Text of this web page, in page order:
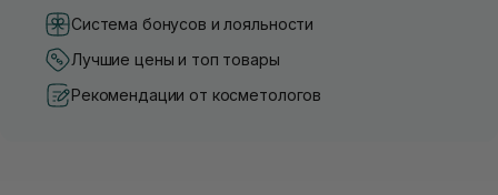
Система бонусов и лояльности
Лучшие цены и топ товары
Рекомендации от косметологов